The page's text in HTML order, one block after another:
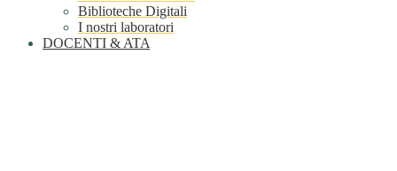
Biblioteche Digitali
I nostri laboratori
DOCENTI & ATA